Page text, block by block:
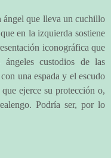
ángel que lleva un cuchillo
en la izquierda sostiene
iconográfica que
custodios de las
una espada y el escudo
ejerce su protección o,
Podría ser, por lo